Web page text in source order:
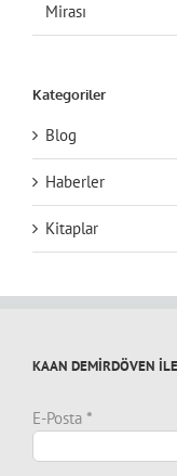
Mirası
Kategoriler
Blog
Haberler
Kitaplar
KAAN DEMİRDÖVEN
E-Posta *